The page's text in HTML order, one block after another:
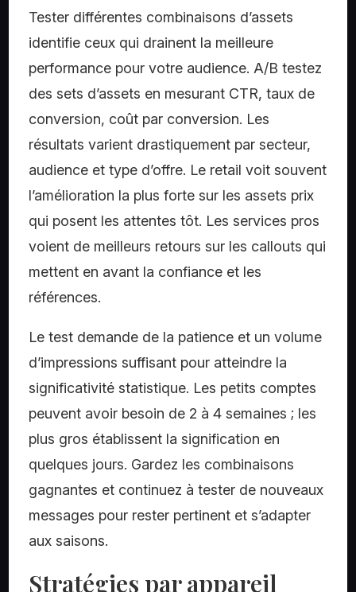
Tester différentes combinaisons d’assets
identifie ceux qui drainent la meilleure
performance pour votre audience. A/B testez
des sets d’assets en mesurant CTR, taux de
conversion, coût par conversion. Les
résultats varient drastiquement par secteur,
audience et type d’offre. Le retail voit souvent
l’amélioration la plus forte sur les assets prix
qui posent les attentes tôt. Les services pros
voient de meilleurs retours sur les callouts qui
mettent en avant la confiance et les
références.
Le test demande de la patience et un volume
d’impressions suffisant pour atteindre la
significativité statistique. Les petits comptes
peuvent avoir besoin de 2 à 4 semaines ; les
plus gros établissent la signification en
quelques jours. Gardez les combinaisons
gagnantes et continuez à tester de nouveaux
messages pour rester pertinent et s’adapter
aux saisons.
Stratégies par appareil